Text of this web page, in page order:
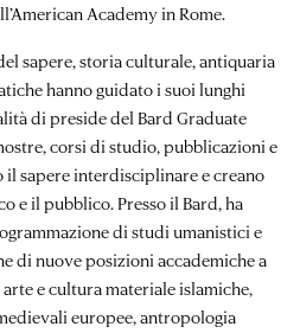
Academy in Rome.
sapere, storia culturale, antiquaria
hanno guidato i suoi lunghi
di preside del Bard Graduate
corsi di studio, pubblicazioni e
sapere interdisciplinare e creano
e il pubblico. Presso il Bard, ha
di studi umanistici e
di nuove posizioni accademiche a
e cultura materiale islamiche,
europee, antropologia